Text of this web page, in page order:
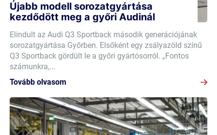
Újabb modell sorozatgyártása
kezdődött meg a győri Audinál
Elindult az Audi Q3 Sportback második generációjának
sorozatgyártása Győrben. Elsőként egy zsályazöld színű
Q3 Sportback gördült le a győri gyártósorról. „Fontos
számunkra,...
Tovább olvasom